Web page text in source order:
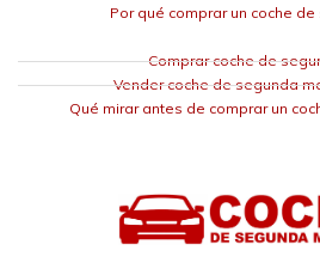
Por qué comprar un coche
Comprar coche de
Vender coche de segunda
Qué mirar antes de comprar un